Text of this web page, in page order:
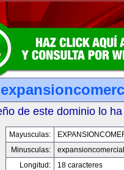
de este dominio lo
Mayusculas:
Minusculas:
Longitud:
18 caracteres